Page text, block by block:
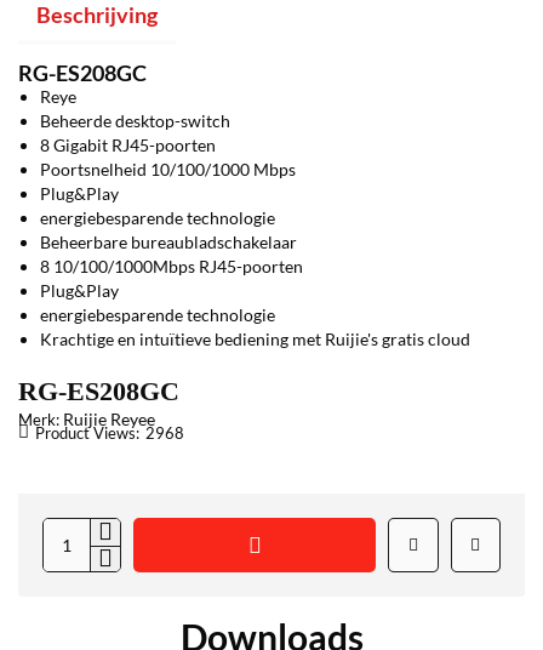
Beschrijving
RG-ES208GC
Reye
Beheerde desktop-switch
8 Gigabit RJ45-poorten
Poortsnelheid 10/100/1000 Mbps
Plug&Play
energiebesparende technologie
Beheerbare bureaubladschakelaar
8 10/100/1000Mbps RJ45-poorten
Plug&Play
energiebesparende technologie
Krachtige en intuïtieve bediening met Ruijie's gratis cloud
RG-ES208GC
Merk: Ruijie Reyee
Product Views: 2968
Downloads